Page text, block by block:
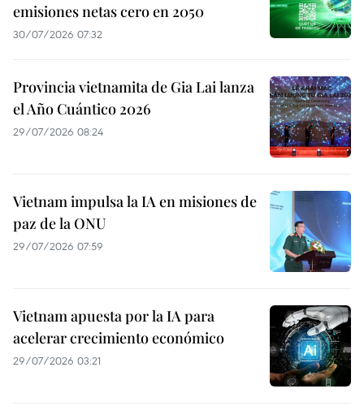
emisiones netas cero en 2050
30/07/2026 07:32
Provincia vietnamita de Gia Lai lanza
el Año Cuántico 2026
29/07/2026 08:24
Vietnam impulsa la IA en misiones de
paz de la ONU
29/07/2026 07:59
Vietnam apuesta por la IA para
acelerar crecimiento económico
29/07/2026 03:21